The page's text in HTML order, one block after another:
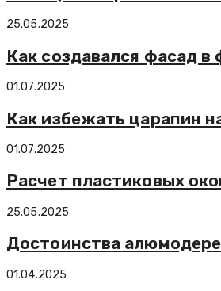
25.05.2025
Как создавался фасад
01.07.2025
Как избежать царапин
01.07.2025
Расчет пластиковых
25.05.2025
Достоинства
01.04.2025